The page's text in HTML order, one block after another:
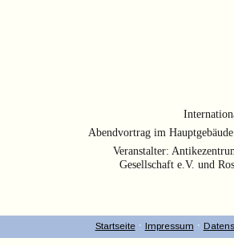
Startseite · Impressum ·
Abendvortrag im
Veranstalter:
Gesellschaft e.V. und